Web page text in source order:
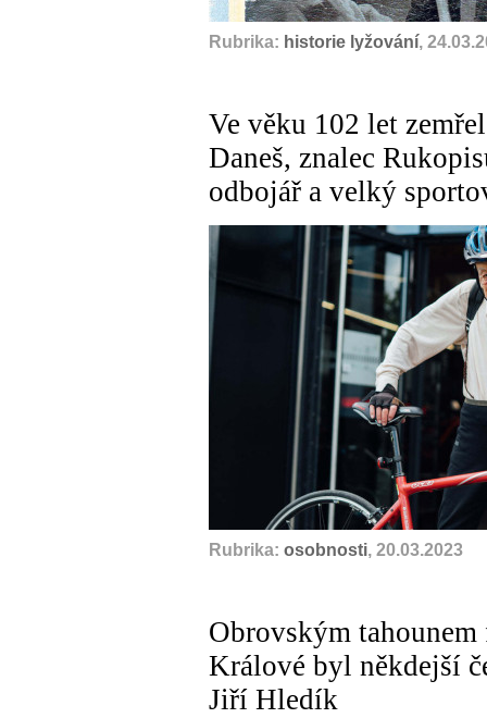
Rubrika: historie lyžování,
Ve věku 102 let
Daneš, znalec
odbojář a velký
Rubrika: osobnosti, 20.03.2023
Obrovským
Králové byl někdejší
Jiří Hledík